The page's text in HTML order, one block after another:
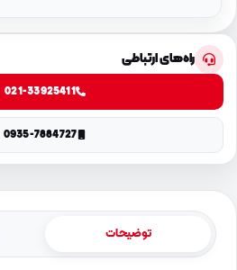
راه‌های ارتباطی
021-33925411
0935-7884727
توضیحات